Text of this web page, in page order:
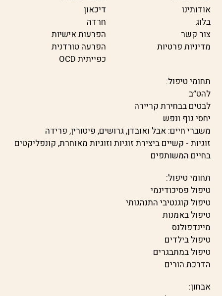
אודותינו
בלוג
צור קשר
מדיניות פרטיות
דיכאון
חרדה
הפרעות אישיות
הפרעה טורדנית
כפייתית OCD
תחומי טיפול:
להט״ב
לבטים בבחירת קריירה
יחסי גוף ונפש
משברי חיים: אבל ואובדן, גרושים, פיטורין, פרידה
זוגיות - קשיים ביצירת זוגיות וזוגיות מאוחרת, קונפליקטים
בחיים המשותפים
תחומי טיפול:
טיפול פסיכודינמי
טיפול קוגנטיבי התנהגותי
טיפול באמנות
מיינדפולנס
טיפול בילדים
טיפול במתבגרים
הדרכת הורים
אבחון: